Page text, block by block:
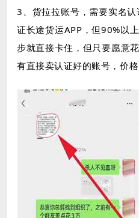
3、货拉拉账号，需要实名
证长途货运APP，但90%以
步就直接卡住，但只要愿意
有直接卖认证好的账号，价